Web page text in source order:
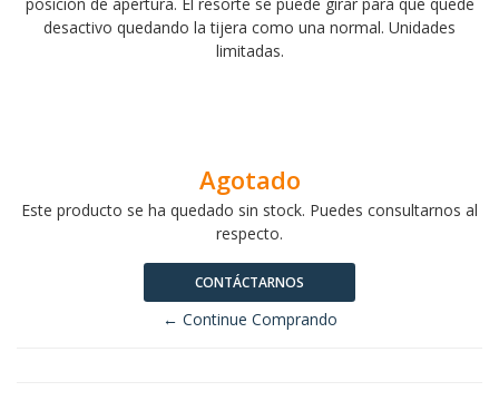
desactivo quedando la tijera como una normal. Unidades
limitadas.
Agotado
Este producto se ha quedado sin stock. Puedes consultarnos al
respecto.
CONTÁCTARNOS
← Continue Comprando